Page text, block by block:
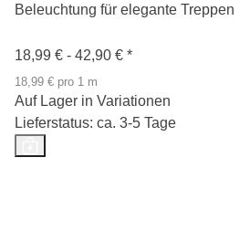
Beleuchtung für elegante Treppen
18,99 € - 42,90 € *
18,99 € pro 1 m
Auf Lager in Variationen
Lieferstatus: ca. 3-5 Tage